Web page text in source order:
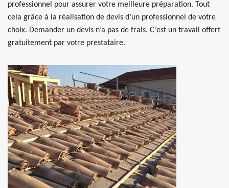
professionnel pour assurer votre meilleure préparation. Tout
cela grâce à la réalisation de devis d’un professionnel de votre
choix. Demander un devis n’a pas de frais. C’est un travail offert
gratuitement par votre prestataire.